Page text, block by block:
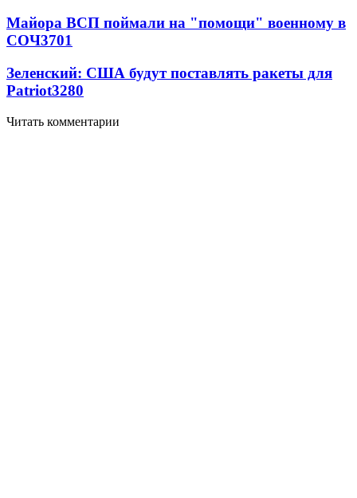
Майора ВСП поймали на "помощи" военному в
СОЧ3701
Зеленский: США будут поставлять ракеты для
Patriot3280
Читать комментарии